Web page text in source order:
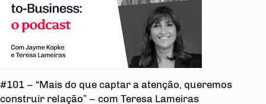
#101 – “Mais do que captar a atenção, queremos
construir relação” – com Teresa Lameiras